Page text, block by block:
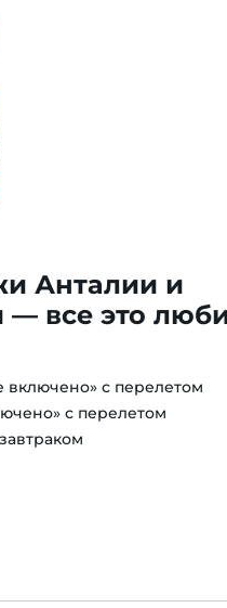
Анталии и
— все это
включено» с перелетом
с перелетом